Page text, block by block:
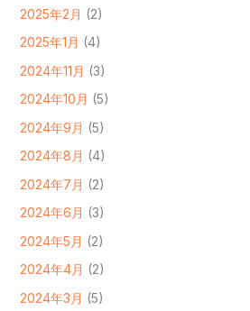
2025年2月 (2)
2025年1月 (4)
2024年11月 (3)
2024年10月 (5)
2024年9月 (5)
2024年8月 (4)
2024年7月 (2)
2024年6月 (3)
2024年5月 (2)
2024年4月 (2)
2024年3月 (5)